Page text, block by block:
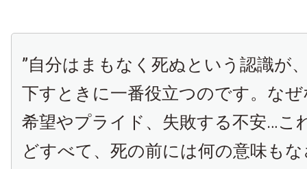
”自分はまもなく死ぬという認識が
下すときに一番役立つのです。な
希望やプライド、失敗する不安…こ
どすべて、死の前には何の意味も